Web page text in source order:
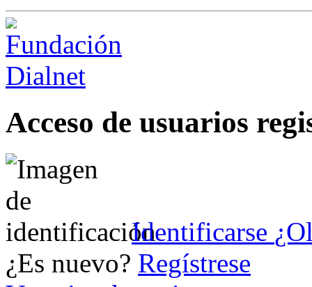
Acceso de usuarios
Identificarse
¿Es nuevo? Regístrese